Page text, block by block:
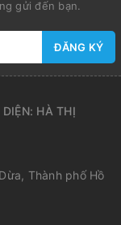
gửi đến bạn.
ĐĂNG KÝ
HÀ THỊ